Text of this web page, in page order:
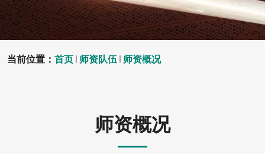
当前位置： 首页 师资队伍 师资概况
师资概况